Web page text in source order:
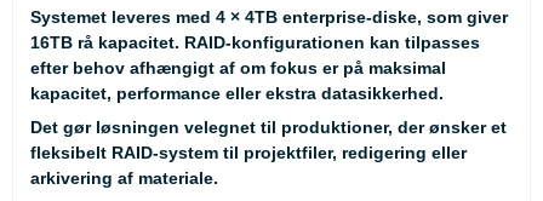
Systemet leveres med 4 × 4TB enterprise-diske, som giver
16TB rå kapacitet. RAID-konfigurationen kan tilpasses
efter behov afhængigt af om fokus er på maksimal
kapacitet, performance eller ekstra datasikkerhed.
Det gør løsningen velegnet til produktioner, der ønsker et
fleksibelt RAID-system til projektfiler, redigering eller
arkivering af materiale.